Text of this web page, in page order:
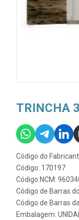
TRINCHA
Código do
Código: 170197
Código NCM:
Código de Barras
Código de Barras
Embalagem: